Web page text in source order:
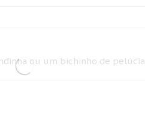
ou um bichinho de pelúcia